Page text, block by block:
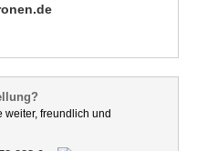
weiter, freundlich und